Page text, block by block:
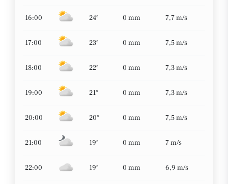
16:00 24° 0 mm 7,7 m/s
17:00 23° 0 mm 7,5 m/s
18:00 22° 0 mm 7,3 m/s
19:00 21° 0 mm 7,3 m/s
20:00 20° 0 mm 7,5 m/s
21:00 19° 0 mm 7 m/s
22:00 19° 0 mm 6,9 m/s